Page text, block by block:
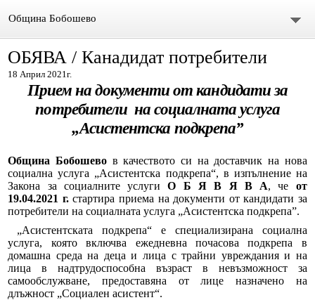
Община Бобошево
Начало
Градът
Общински съвет
Състав
СЪСТАВ ОбС 2011-2015.
архив ОБС СЪВЕТНИЦИ МАНДАТ 2019-2023
Материали за предстоящо заседание
ОБЯВА / Канадидат потребители
18 Април 2021г.
Прием на документи от кандидати за
потребители на социалната услуга
„Асистентска подкрепа”
Община Бобошево в качеството си на доставчик на нова
социална услуга „Асистентска подкрепа“, в изпълнение на
Закона за социалните услугиО Б Я В Я В А, че от
19.04.2021 г.стартира приема на документи от кандидати за
потребители на социалната услуга „Асистентска подкрепа”.
„Асистентската подкрепа“ е специализирана социална
услуга, която включва ежедневна почасова подкрепа в
домашна среда на деца и лица с трайни увреждания и на
лица в надтрудоспособна възраст в невъзможност за
самообслужване, предоставяна от лице назначено на
длъжност „Социален асистент“.